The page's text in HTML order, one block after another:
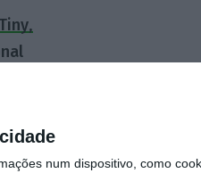
num dispositivo, como
,
a